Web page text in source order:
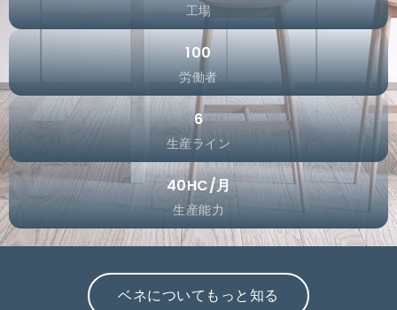
工場
100
労働者
6
生産ライン
40HC/月
生産能力
ベネについてもっと知る